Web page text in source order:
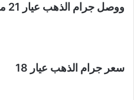
ووصل جرام الذهب عيار 21 محليًّا إلى 3550 جنيها.
سعر جرام الذهب عيار 18